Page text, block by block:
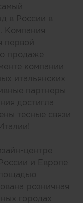
в России в
Компания
первой
продаже
компании
итальянских
партнеры
достигла
тесные связи
центре
и Европе
розничная
городах